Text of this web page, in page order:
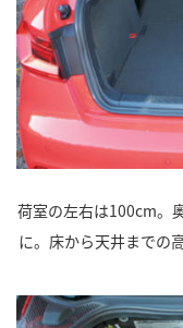
荷室の左右は100cm。
に。床から天井までの